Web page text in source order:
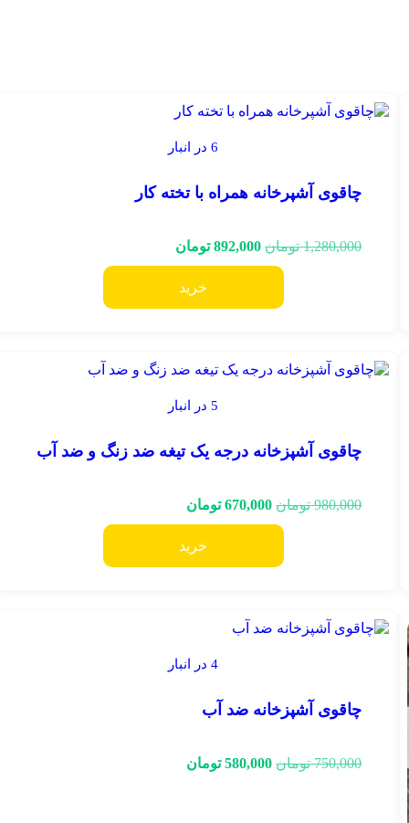
6 در انبار
چاقوی آشپرخانه همراه با تخته کار
1,280,000 تومان 892,000 تومان
خرید
5 در انبار
چاقوی آشپزخانه درجه یک تیغه ضد زنگ و ضد آب
980,000 تومان 670,000 تومان
خرید
4 در انبار
چاقوی آشپزخانه ضد آب
750,000 تومان 580,000 تومان